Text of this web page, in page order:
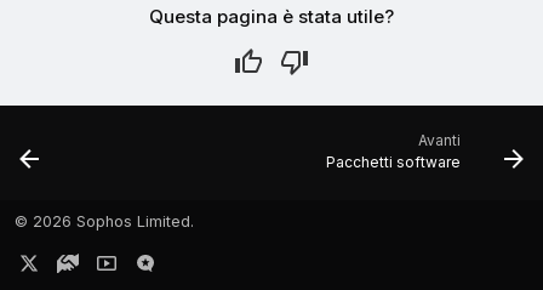
Questa pagina è stata utile?
Avanti
Pacchetti software
© 2026 Sophos Limited.